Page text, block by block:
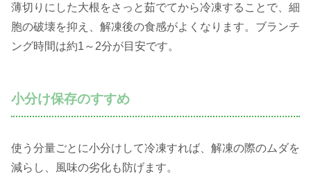
薄切りにした大根をさっと茹でてから冷凍することで、細
胞の破壊を抑え、解凍後の食感がよくなります。ブランチ
ング時間は約1～2分が目安です。
小分け保存のすすめ
使う分量ごとに小分けして冷凍すれば、解凍の際のムダを
減らし、風味の劣化も防げます。